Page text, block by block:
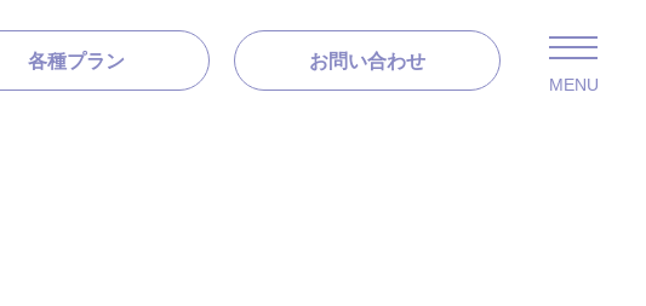
各種プラン お問い合わせ
MENU